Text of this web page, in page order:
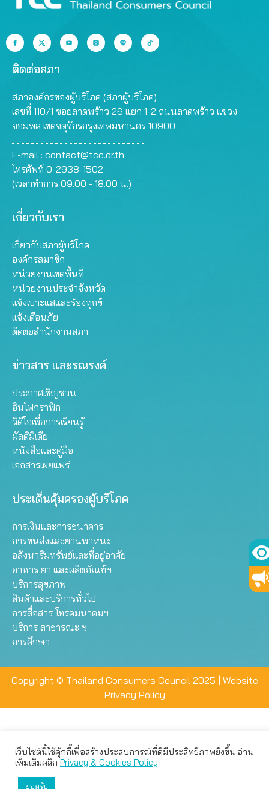
ติดต่อสภา
สภาองค์กรของผู้บริโภค (สภาผู้บริโภค)
เลขที่ 110/1 ซอยลาดพร้าว 26 แยก 1-2 ถนนลาดพร้าว แขวง
จอมพล เขตจตุจักรกรุงเทพมหานคร 10900
E-mail : contact@tcc.or.th
โทรศัพท์ 0-2938-1502
(เวลาทำการ 09.00 - 18.00 น.)
เกี่ยวกับเรา
เกี่ยวกับสภาผู้บริโภค
องค์กรสมาชิก
หน่วยงานเขตพื้นที่
หน่วยงานประจำจังหวัด
แจ้งเบาะแสและร้องทุกข์
แจ้งเตือนภัย
ติดต่อสำนักงานสภา
ข่าวสาร และรณรงค์
ประกาศเชิญชวน
อินโฟกราฟิก
วิดีโอเพื่อการเรียนรู้
มัลติมีเดีย
หนังสือและคู่มือ
เอกสารเผยแพร่
ประเด็นคุ้มครองผู้บริโภค
การเงินและการธนาคาร
การขนส่งและยานพาหนะ
อสังหาริมทรัพย์และที่อยู่อาศัย
อาหาร ยา และผลิตภัณฑ์ฯ
บริการสุขภาพ
สินค้าและบริการทั่วไป
การสื่อสาร โทรคมนาคมฯ
บริการ สาธารณะ ฯ
การศึกษา
Copyright © Thailand Consumers Council 2025 | Website
Privacy Policy
เว็บไซต์นี้ใช้คุ้กกี้เพื่อสร้างประสบการณ์ที่ดีมีประสิทธิภาพยิ่งขึ้น อ่าน
เพิ่มเติมคลิกPrivacy & Cookies Policy
ยอมรับ
เว็บไซต์นี้ใช้คุกกี้เพื่อมอบประสบการณ์การใช้งานที่ดีให้แก่ท่าน คุณ
สามารถเลือกตั้งค่าความเป็นส่วนตัวได้